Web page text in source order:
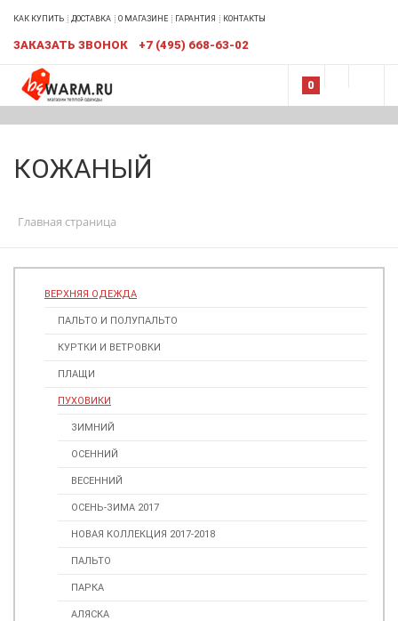
КАК КУПИТЬ ДОСТАВКА О МАГАЗИНЕ ГАРАНТИЯ КОНТАКТЫ
ЗАКАЗАТЬ ЗВОНОК +7 (495) 668-63-02
0
КОЖАНЫЙ
Главная страница
ВЕРХНЯЯ ОДЕЖДА
ПАЛЬТО И ПОЛУПАЛЬТО
КУРТКИ И ВЕТРОВКИ
ПЛАЩИ
ПУХОВИКИ
ЗИМНИЙ
ОСЕННИЙ
ВЕСЕННИЙ
ОСЕНЬ-ЗИМА 2017
НОВАЯ КОЛЛЕКЦИЯ 2017-2018
ПАЛЬТО
ПАРКА
АЛЯСКА